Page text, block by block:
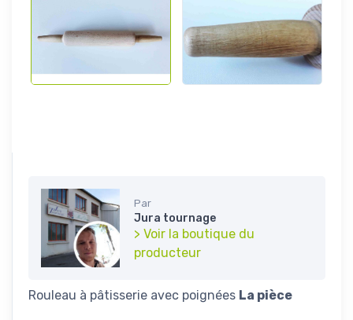
Par
Jura tournage
> Voir la boutique du
producteur
Rouleau à pâtisserie avec poignées La pièce